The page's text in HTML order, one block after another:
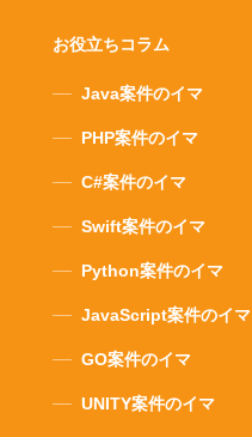
お役立ちコラム
Java案件のイマ
PHP案件のイマ
C#案件のイマ
Swift案件のイマ
Python案件のイマ
JavaScript案件のイマ
GO案件のイマ
UNITY案件のイマ